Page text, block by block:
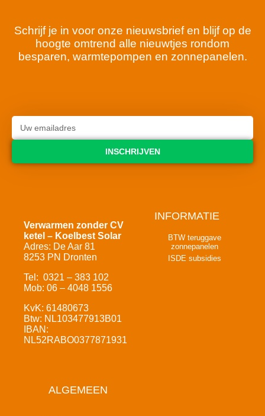
Schrijf je in voor onze nieuwsbrief en blijf op de
hoogte omtrend alle nieuwtjes rondom
besparen, warmtepompen en zonnepanelen.
INSCHRIJVEN
Verwarmen zonder CV
ketel – Koelbest Solar
Adres: De Aar 81
8253 PN Dronten
Tel: 0321 – 383 102
Mob: 06 – 4048 1556
KvK: 61480673
Btw: NL103477913B01
IBAN:
NL52RABO0377871931
INFORMATIE
BTW teruggave
zonnepanelen
ISDE subsidies
ALGEMEEN